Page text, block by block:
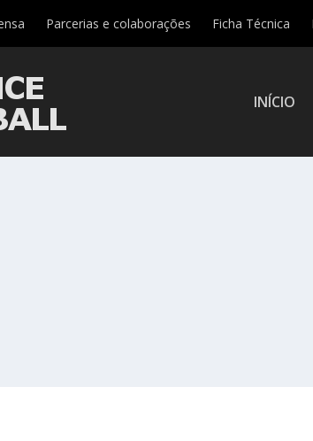
Parcerias e colaborações Ficha Técnica
INÍCIO